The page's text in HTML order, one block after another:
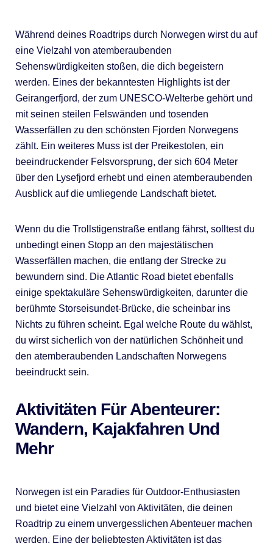
Während deines Roadtrips durch Norwegen wirst du auf
eine Vielzahl von atemberaubenden
Sehenswürdigkeiten stoßen, die dich begeistern
werden. Eines der bekanntesten Highlights ist der
Geirangerfjord, der zum UNESCO-Welterbe gehört und
mit seinen steilen Felswänden und tosenden
Wasserfällen zu den schönsten Fjorden Norwegens
zählt. Ein weiteres Muss ist der Preikestolen, ein
beeindruckender Felsvorsprung, der sich 604 Meter
über den Lysefjord erhebt und einen atemberaubenden
Ausblick auf die umliegende Landschaft bietet.
Wenn du die Trollstigenstraße entlang fährst, solltest du
unbedingt einen Stopp an den majestätischen
Wasserfällen machen, die entlang der Strecke zu
bewundern sind. Die Atlantic Road bietet ebenfalls
einige spektakuläre Sehenswürdigkeiten, darunter die
berühmte Storseisundet-Brücke, die scheinbar ins
Nichts zu führen scheint. Egal welche Route du wählst,
du wirst sicherlich von der natürlichen Schönheit und
den atemberaubenden Landschaften Norwegens
beeindruckt sein.
Aktivitäten Für Abenteurer:
Wandern, Kajakfahren Und
Mehr
Norwegen ist ein Paradies für Outdoor-Enthusiasten
und bietet eine Vielzahl von Aktivitäten, die deinen
Roadtrip zu einem unvergesslichen Abenteuer machen
werden. Eine der beliebtesten Aktivitäten ist das